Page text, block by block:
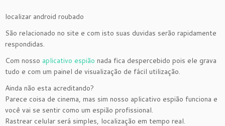
localizar android roubado
São relacionado no site e com isto suas duvidas serão rapidamente
respondidas.
Com nosso aplicativo espião nada fica despercebido pois ele grava
tudo e com um painel de visualização de fácil utilização.
Ainda não esta acreditando?
Parece coisa de cinema, mas sim nosso aplicativo espião funciona e
você vai se sentir como um espião profissional.
Rastrear celular será simples, localização em tempo real.